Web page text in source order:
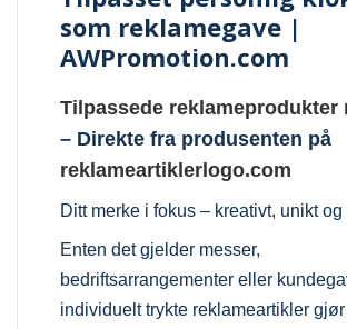
som reklamegave |
AWPromotion.com
Tilpassede reklameprodukter
– Direkte fra produsenten på
reklameartiklerlogo.com
Ditt merke i fokus – kreativt, unikt og
Enten det gjelder messer,
bedriftsarrangementer eller
individuelt trykte reklameartikler